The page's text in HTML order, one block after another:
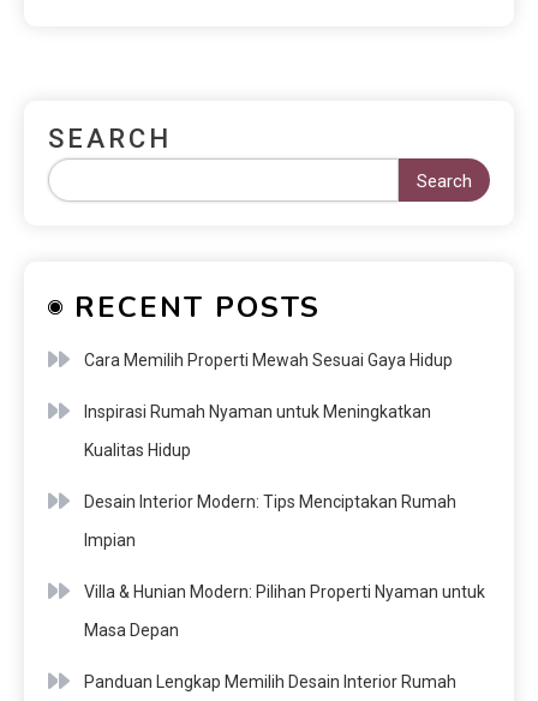
SEARCH
Search
RECENT POSTS
Cara Memilih Properti Mewah Sesuai Gaya Hidup
Inspirasi Rumah Nyaman untuk Meningkatkan
Kualitas Hidup
Desain Interior Modern: Tips Menciptakan Rumah
Impian
Villa & Hunian Modern: Pilihan Properti Nyaman untuk
Masa Depan
Panduan Lengkap Memilih Desain Interior Rumah